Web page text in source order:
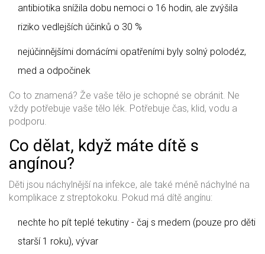
antibiotika snížila dobu nemoci o 16 hodin, ale zvýšila
riziko vedlejších účinků o 30 %
nejúčinnějšími domácími opatřeními byly solný polodéz,
med a odpočinek
Co to znamená? Že vaše tělo je schopné se obránit. Ne
vždy potřebuje vaše tělo lék. Potřebuje čas, klid, vodu a
podporu.
Co dělat, když máte dítě s
angínou?
Děti jsou náchylnější na infekce, ale také méně náchylné na
komplikace z streptokoku. Pokud má dítě angínu:
nechte ho pít teplé tekutiny - čaj s medem (pouze pro děti
starší 1 roku), vývar